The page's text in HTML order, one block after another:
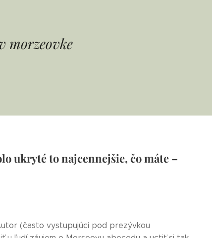
morzeovke
ukryté to najcennejšie, čo máte –
(často vystupujúci pod prezývkou